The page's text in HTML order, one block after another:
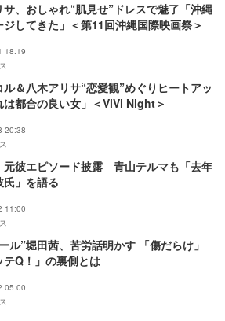
サ、おしゃれ“肌見せ”ドレスで魅了「沖縄
ジしてきた」＜第11回沖縄国際映画祭＞
18:19
ル＆八木アリサ“恋愛観”めぐりヒートアッ
は都合の良い女」＜ViVi Night＞
20:38
元彼エピソード披露 青山テルマも「去年
氏」を語る
11:00
ル”堀田茜、苦労話明かす 「傷だらけ」
テQ！」の裏側とは
05:00